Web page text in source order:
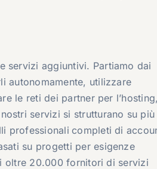
servizi aggiuntivi. Partiamo dai
autonomamente, utilizzare
le reti dei partner per l’hosting,
servizi si strutturano su
professionali completi di
su progetti per esigenze
oltre 20.000 fornitori di servizi